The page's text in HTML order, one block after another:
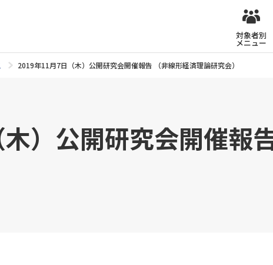
対象者別
メニュー
2019年11月7日（木）公開研究会開催報告 （非線形経済理論研究会）
）公開研究会開催報